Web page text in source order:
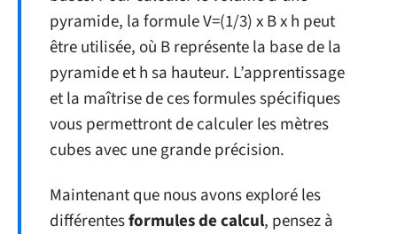
pyramide, la formule V=(1/3) x B x h peut
être utilisée, où B représente la base de la
pyramide et h sa hauteur. L’apprentissage
et la maîtrise de ces formules spécifiques
vous permettront de calculer les mètres
cubes avec une grande précision.
Maintenant que nous avons exploré les
différentesformules de calcul, pensez à